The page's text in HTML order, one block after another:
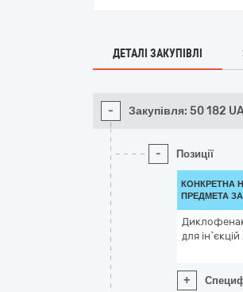
ДЕТАЛІ ЗАКУПІВЛІ
- Закупівля: 50 182
- Позиції
КОНКРЕТНА
ПРЕДМЕТА
для
+